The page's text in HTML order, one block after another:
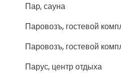
Пар, сауна
Паровозъ, гостевой
Паровозъ, гостевой
Парус, центр отдыха